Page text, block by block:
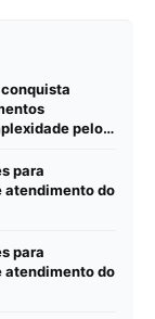
pelo
para
atendimento do
para
atendimento do